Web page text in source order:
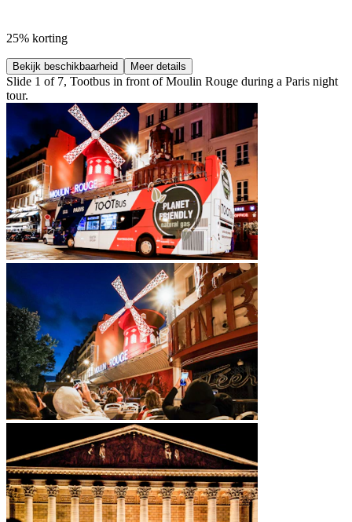
25% korting
Bekijk beschikbaarheid Meer details
Slide 1 of 7, Tootbus in front of Moulin Rouge during a Paris night
tour.